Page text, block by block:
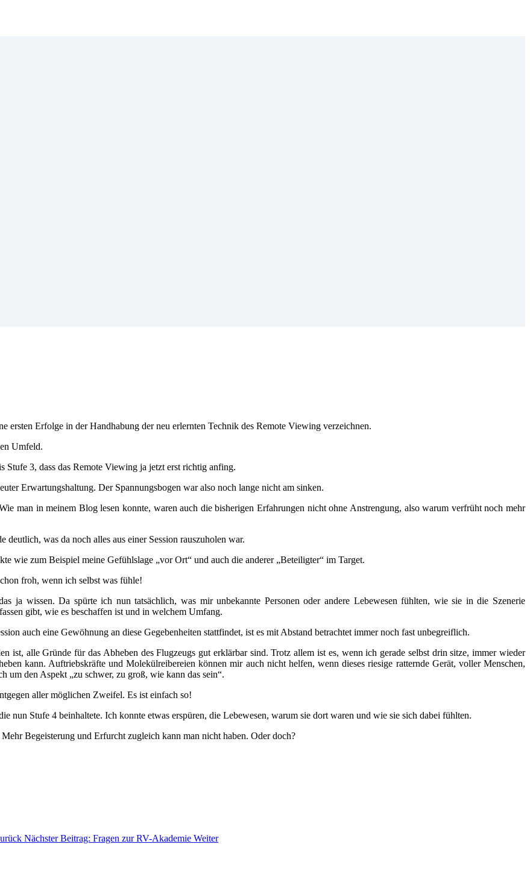
ersten Erfolge in der Handhabung der neu erlernten Technik des Remote Viewing verzeichnen.
Umfeld.
3, dass das Remote Viewing ja jetzt erst richtig anfing.
Erwartungshaltung. Der Spannungsbogen war also noch lange nicht am sinken.
man in meinem Blog lesen konnte, waren auch die bisherigen Erfahrungen nicht ohne Anstrengung, also warum verfrüht noch mehr
was da noch alles aus einer Session rauszuholen war.
wie zum Beispiel meine Gefühlslage „vor Ort“ und auch die anderer „Beteiligter“ im Target.
froh, wenn ich selbst was fühle!
ja wissen. Da spürte ich nun tatsächlich, was mir unbekannte Personen oder andere Lebewesen fühlten, wie sie in die Szenerie
gibt, wie es beschaffen ist und in welchem Umfang.
auch eine Gewöhnung an diese Gegebenheiten stattfindet, ist es mit Abstand betrachtet immer noch fast unbegreiflich.
ist, alle Gründe für das Abheben des Flugzeugs gut erklärbar sind. Trotz allem ist es, wenn ich gerade selbst drin sitze, immer wieder
kann. Auftriebskräfte und Molekülreibereien können mir auch nicht helfen, wenn dieses riesige ratternde Gerät, voller Menschen,
um den Aspekt „zu schwer, zu groß, wie kann das sein“.
aller möglichen Zweifel. Es ist einfach so!
nun Stufe 4 beinhaltete. Ich konnte etwas erspüren, die Lebewesen, warum sie dort waren und wie sie sich dabei fühlten.
Begeisterung und Erfurcht zugleich kann man nicht haben. Oder doch?
Nächster Beitrag: Fragen zur RV-Akademie Weiter